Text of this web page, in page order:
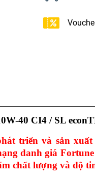
40 CI4 / SL
triển và sản
danh giá
chất lượng và độ